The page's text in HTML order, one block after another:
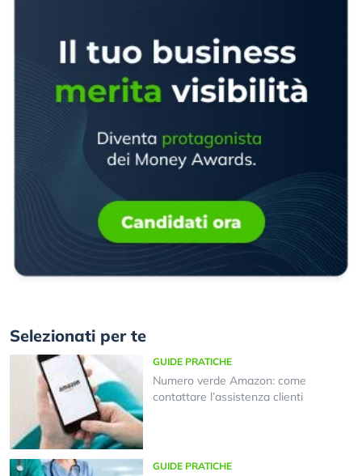
Selezionati per te
GUIDE PRATICHE
Numero verde Amazon: come
contattare l’assistenza clienti
GUIDE PRATICHE